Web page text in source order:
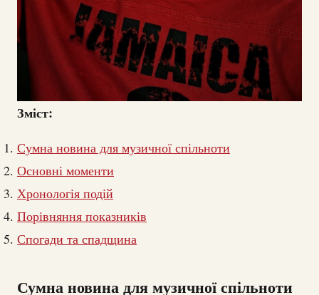
Зміст:
Сумна новина для музичної спільноти
Основні моменти
Хронологія подій
Порівняння показників
Спогади та спадщина
Сумна новина для музичної спільноти